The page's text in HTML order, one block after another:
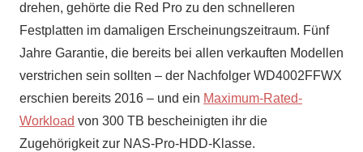
drehen, gehörte die Red Pro zu den schnelleren
Festplatten im damaligen Erscheinungszeitraum. Fünf
Jahre Garantie, die bereits bei allen verkauften Modellen
verstrichen sein sollten – der Nachfolger WD4002FFWX
erschien bereits 2016 – und ein Maximum-Rated-
Workload von 300 TB bescheinigten ihr die
Zugehörigkeit zur NAS-Pro-HDD-Klasse.